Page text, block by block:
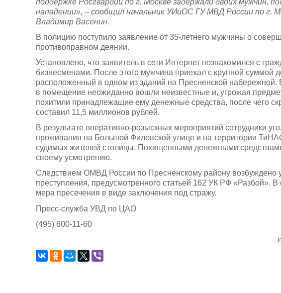
нападении», – сообщил начальник УИиОС ГУ МВД России по г.
Владимир Васенин.
В полицию поступило заявление от 35-летнего мужчины о
противоправном деянии.
Установлено, что заявитель в сети Интернет познакомился с
бизнесменами. После этого мужчина приехал с крупной суммой
расположенный в одном из зданий на Пресненской
в помещение неожиданно вошли неизвестные и, угрожая
похитили принадлежащие ему денежные средства, после чего
составил 11,5 миллионов рублей.
В результате оперативно-розыскных мероприятий сотрудники
проживания на Большой Филевской улице и на территории
судимых жителей столицы. Похищенными денежными
своему усмотрению.
Следствием ОМВД России по Пресненскому району возбуждено
преступления, предусмотренного статьей 162 УК РФ «Разбой».
мера пресечения в виде заключения под стражу.
Пресс-служба УВД по ЦАО
(495) 600-11-60